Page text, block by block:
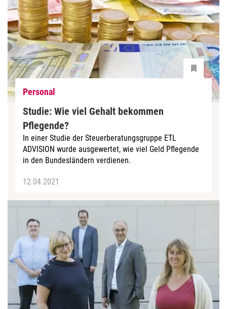
Personal
Studie: Wie viel Gehalt bekommen
Pflegende?
In einer Studie der Steuerberatungsgruppe ETL
ADVISION wurde ausgewertet, wie viel Geld Pflegende
in den Bundesländern verdienen.
12.04.2021